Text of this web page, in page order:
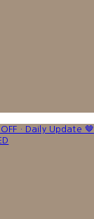
· Daily Update 🤎